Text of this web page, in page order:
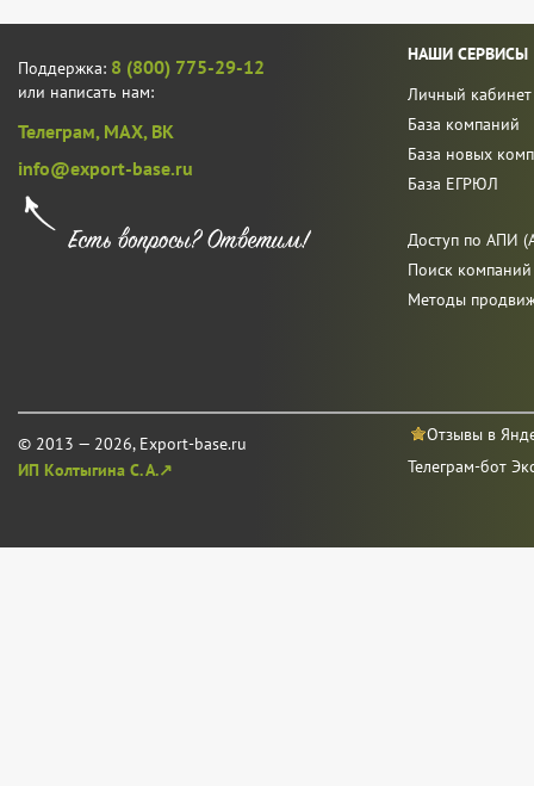
Поддержка: 8 (800) 775-29-12
или написать нам:
Телеграм, MAX, ВК
info@export-base.ru
© 2013 — 2026, Export-base.ru
ИП Колтыгина С. А.↗
НАШИ СЕРВИСЫ
Личный кабинет
База компаний
База новых
База ЕГРЮЛ
Доступ по АПИ
Поиск
Методы
Отзывы в
Телеграм-бот